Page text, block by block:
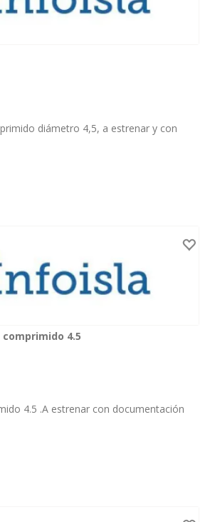
diámetro 4,5, a estrenar y con
4.5
4.5 .A estrenar con documentación